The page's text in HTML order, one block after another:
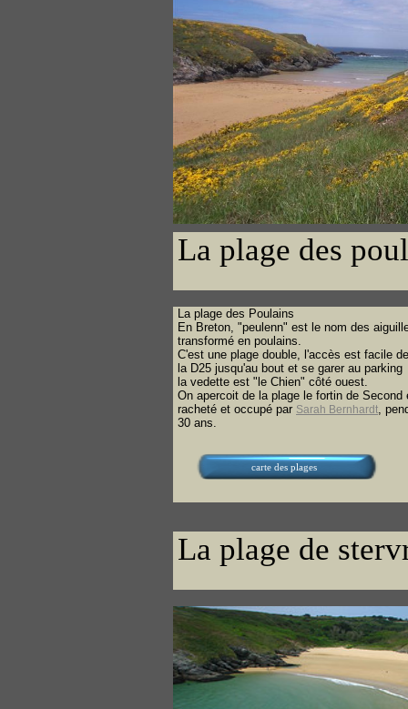
La plage de
La plage des
La plage des Poulains
En Breton, "peulenn" est le nom des
transformé en poulains.
C'est une plage double, l'accès est facile
la D25 jusqu'au bout et se garer au parking
la vedette est "le Chien" côté ouest.
On apercoit de la plage le fortin de Second
racheté et occupé par Sarah Bernhardt,
30 ans.
carte des plages